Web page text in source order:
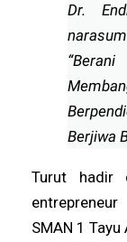
Dr.
Berjiwa
Turut hadir
SMAN 1